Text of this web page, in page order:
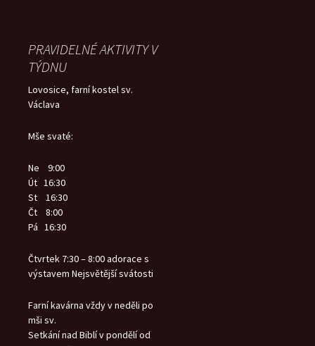
PRAVIDELNÉ AKTIVITY V
TÝDNU
Lovosice, farní kostel sv.
Václava
Mše svaté:
Ne 9:00
Út 16:30
St 16:30
Čt 8:00
Pá 16:30
Čtvrtek 7:30 – 8:00 adorace s
výstavem Nejsvětější svátosti
Farní kavárna vždy v neděli po
mši sv.
Setkání nad Biblí v pondělí od